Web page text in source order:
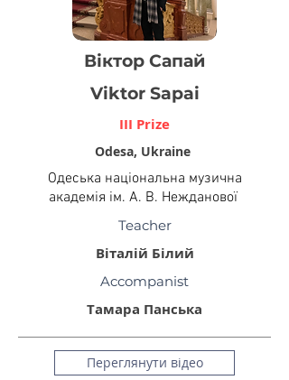
Віктор Сапай
Viktor Sapai
III Prize
Odesa, Ukraine
Одеська національна музична
академія ім. А. В. Нежданової
Teacher
Віталій Білий
Accompanist
Тамара Панська
Переглянути відео